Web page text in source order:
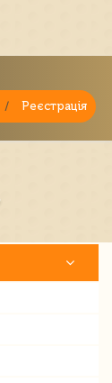
/ Реєстрація